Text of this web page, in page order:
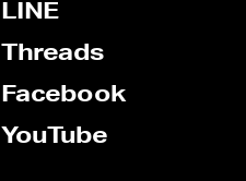
LINE
Threads
Facebook
YouTube